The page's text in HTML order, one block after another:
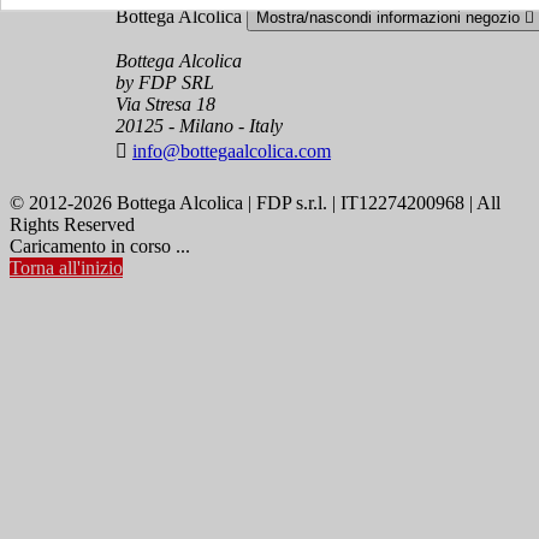
Bottega Alcolica Mostra/nascondi informazioni negozio 
Bottega Alcolica
by FDP SRL
Via Stresa 18
20125 - Milano - Italy
 info@bottegaalcolica.com
© 2012-2026 Bottega Alcolica | FDP s.r.l. | IT12274200968 | All
Rights Reserved
Caricamento in corso ...
Torna all'inizio